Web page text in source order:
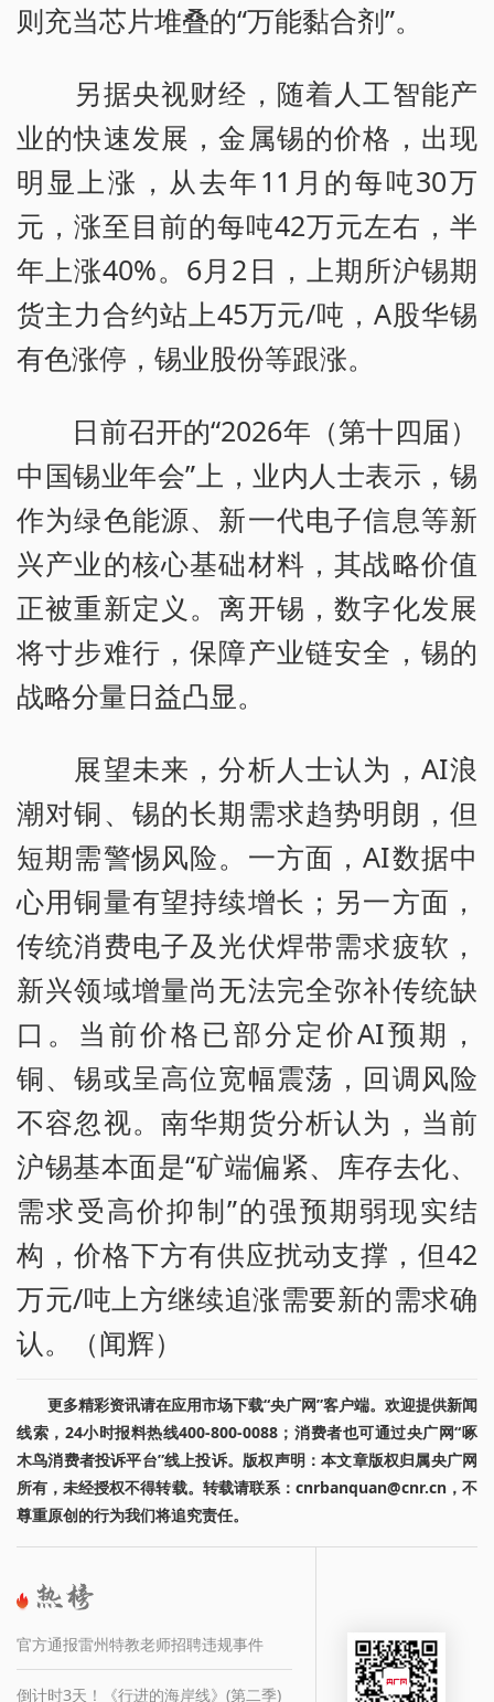
则充当芯片堆叠的“万能黏合剂”。
另据央视财经，随着人工智能产
业的快速发展，金属锡的价格，出现
明显上涨，从去年11月的每吨30万
元，涨至目前的每吨42万元左右，半
年上涨40%。6月2日，上期所沪锡期
货主力合约站上45万元/吨，A股华锡
有色涨停，锡业股份等跟涨。
日前召开的“2026年（第十四届）
中国锡业年会”上，业内人士表示，锡
作为绿色能源、新一代电子信息等新
兴产业的核心基础材料，其战略价值
正被重新定义。离开锡，数字化发展
将寸步难行，保障产业链安全，锡的
战略分量日益凸显。
展望未来，分析人士认为，AI浪
潮对铜、锡的长期需求趋势明朗，但
短期需警惕风险。一方面，AI数据中
心用铜量有望持续增长；另一方面，
传统消费电子及光伏焊带需求疲软，
新兴领域增量尚无法完全弥补传统缺
口。当前价格已部分定价AI预期，
铜、锡或呈高位宽幅震荡，回调风险
不容忽视。南华期货分析认为，当前
沪锡基本面是“矿端偏紧、库存去化、
需求受高价抑制”的强预期弱现实结
构，价格下方有供应扰动支撑，但42
万元/吨上方继续追涨需要新的需求确
认。（闻辉）
更多精彩资讯请在应用市场下载“央广网”客户端。欢迎提供新闻
线索，24小时报料热线400-800-0088；消费者也可通过央广网“啄
木鸟消费者投诉平台”线上投诉。版权声明：本文章版权归属央广网
所有，未经授权不得转载。转载请联系：cnrbanquan@cnr.cn，不
尊重原创的行为我们将追究责任。
官方通报雷州特教老师招聘违规事件
倒计时3天！《行进的海岸线》(第二季)